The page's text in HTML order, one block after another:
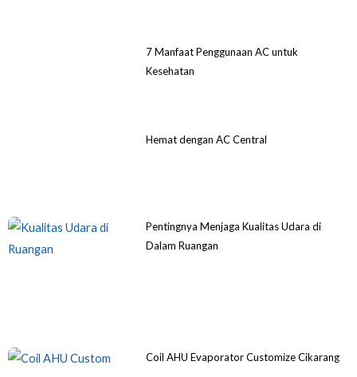
7 Manfaat Penggunaan AC untuk
Kesehatan
Hemat dengan AC Central
Pentingnya Menjaga Kualitas Udara di
Dalam Ruangan
Coil AHU Evaporator Customize Cikarang